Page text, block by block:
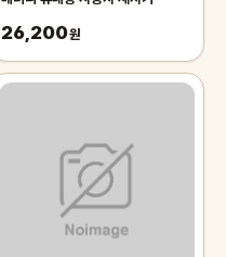
26,200원